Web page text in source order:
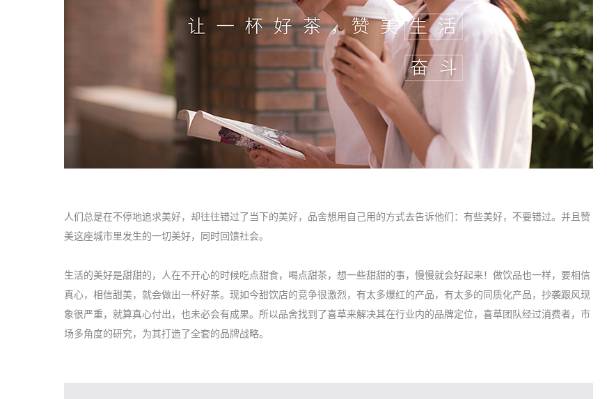
人们总是在不停地追求美好，却往往错过了当下的美好，品舍想用自己用的方式去告诉他们：有些美好，不要错过。并且赞
美这座城市里发生的一切美好，同时回馈社会。
生活的美好是甜甜的，人在不开心的时候吃点甜食，喝点甜茶，想一些甜甜的事，慢慢就会好起来！做饮品也一样，要相信
真心，相信甜美，就会做出一杯好茶。现如今甜饮店的竞争很激烈，有太多爆红的产品，有太多的同质化产品，抄袭跟风现
象很严重，就算真心付出，也未必会有成果。所以品舍找到了喜草来解决其在行业内的品牌定位，喜草团队经过消费者，市
场多角度的研究，为其打造了全套的品牌战略。